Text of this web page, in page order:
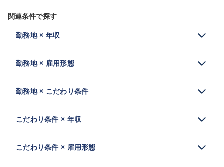
関連条件で探す
勤務地 × 年収
勤務地 × 雇用形態
勤務地 × こだわり条件
こだわり条件 × 年収
こだわり条件 × 雇用形態